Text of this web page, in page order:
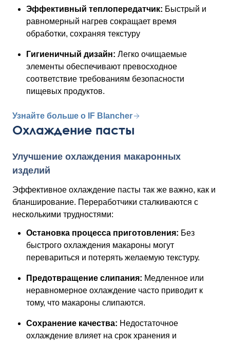
Эффективный теплопередатчик: Быстрый и
равномерный нагрев сокращает время
обработки, сохраняя текстуру
Гигиеничный дизайн: Легко очищаемые
элементы обеспечивают превосходное
соответствие требованиям безопасности
пищевых продуктов.
Узнайте больше о IF Blancher
Охлаждение пасты
Улучшение охлаждения макаронных
изделий
Эффективное охлаждение пасты так же важно, как и
бланширование. Переработчики сталкиваются с
несколькими трудностями:
Остановка процесса приготовления: Без
быстрого охлаждения макароны могут
перевариться и потерять желаемую текстуру.
Предотвращение слипания: Медленное или
неравномерное охлаждение часто приводит к
тому, что макароны слипаются.
Сохранение качества: Недостаточное
охлаждение влияет на срок хранения и